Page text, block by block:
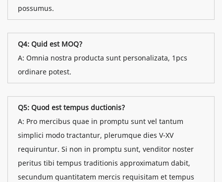
possumus.
Q4: Quid est MOQ?
A: Omnia nostra producta sunt personalizata, 1pcs
ordinare potest.
Q5: Quod est tempus ductionis?
A: Pro mercibus quae in promptu sunt vel tantum
simplici modo tractantur, plerumque dies V-XV
requiruntur. Si non in promptu sunt, venditor noster
peritus tibi tempus traditionis approximatum dabit,
secundum quantitatem mercis requisitam et tempus